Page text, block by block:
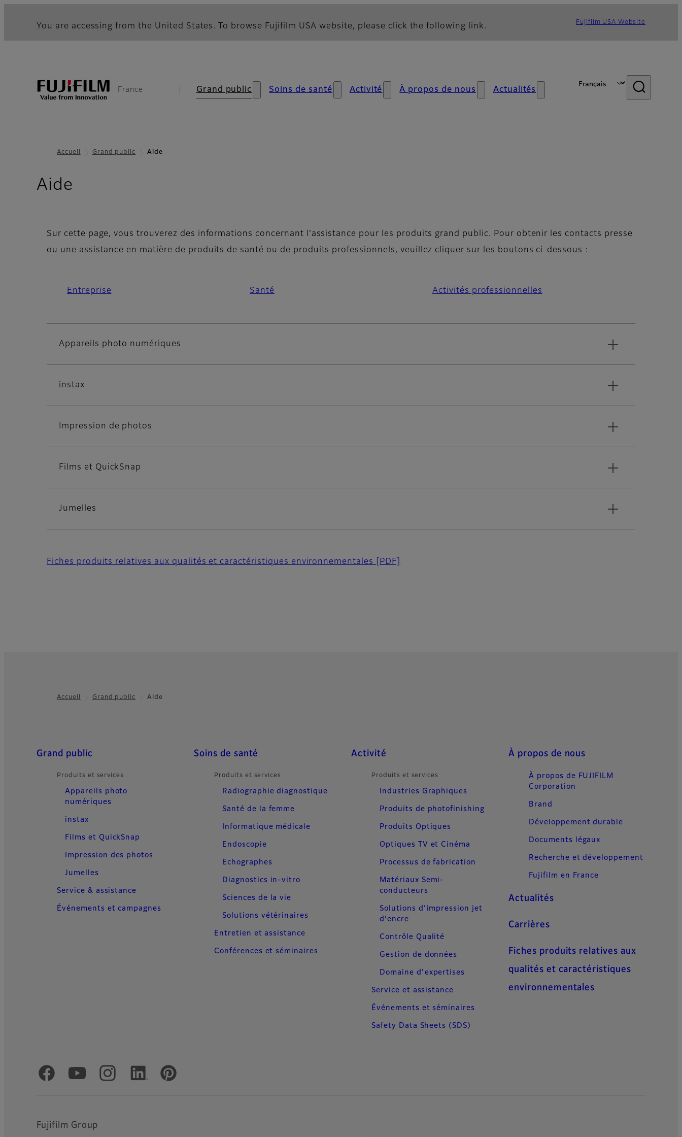
You are accessing from the United States. To browse Fujifilm USA website, please click the following link. Fujifilm USA Website
France Grand public Soins de santé Activité À propos de nous Actualités
Accueil Grand public Aide
Aide
Sur cette page, vous trouverez des informations concernant l’assistance pour les produits grand public. Pour obtenir les contacts presse
ou une assistance en matière de produits de santé ou de produits professionnels, veuillez cliquer sur les boutons ci-dessous :
Entreprise Santé Activités professionnelles
Appareils photo numériques
instax
Impression de photos
Films et QuickSnap
Jumelles
Fiches produits relatives aux qualités et caractéristiques environnementales [PDF]
Accueil Grand public Aide
Quick Links
Grand public
Produits et services
Appareils photo
numériques
instax
Films et QuickSnap
Impression des photos
Jumelles
Service & assistance
Événements et campagnes
Soins de santé
Produits et services
Radiographie diagnostique
Santé de la femme
Informatique médicale
Endoscopie
Echographes
Diagnostics in-vitro
Sciences de la vie
Solutions vétérinaires
Entretien et assistance
Conférences et séminaires
Activité
Produits et services
Industries Graphiques
Produits de photofinishing
Produits Optiques
Optiques TV et Cinéma
Processus de fabrication
Matériaux Semi-
conducteurs
Solutions d’impression jet
d’encre
Contrôle Qualité
Gestion de données
Domaine d'expertises
Service et assistance
Événements et séminaires
Safety Data Sheets (SDS)
À propos de nous
À propos de FUJIFILM
Corporation
Brand
Développement durable
Documents légaux
Recherche et développement
Fujifilm en France
Actualités
Carrières
Fiches produits relatives aux
qualités et caractéristiques
environnementales
Comptes officiels réseaux sociaux
Fujifilm Group